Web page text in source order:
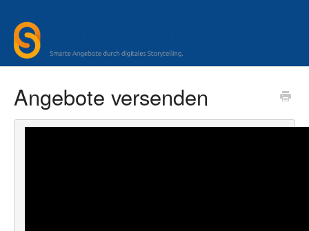
Angebote versenden